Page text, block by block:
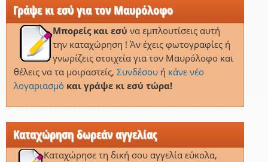
Γράψε κι εσύ για τον Μαυρόλοφο
Μπορείς και εσύ να εμπλουτίσεις αυτή
την καταχώρηση ! Άν έχεις φωτογραφίες ή
γνωρίζεις στοιχεία για τον Μαυρόλοφο και
θέλεις να τα μοιραστείς, Συνδέσουή κάνε νέο
λογαριασμό και γράψε κι εσύ τώρα!
Καταχώρηση δωρεάν αγγελίας
Καταχώρησε τη δική σου αγγελία εύκολα,